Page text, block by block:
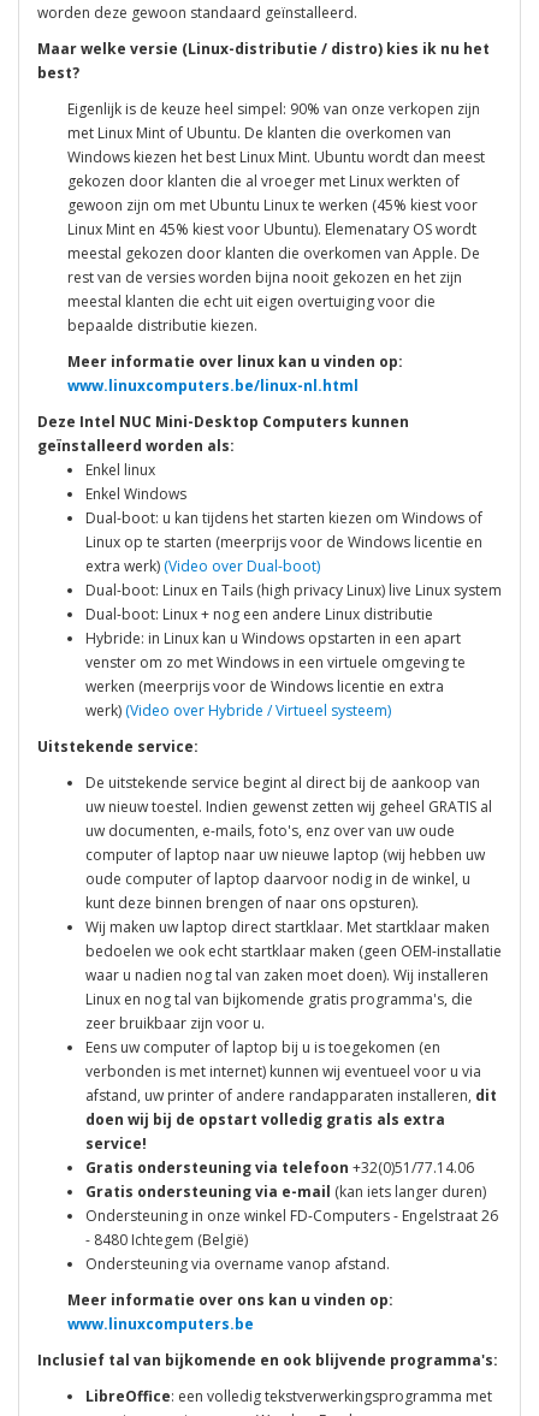
worden deze gewoon standaard geïnstalleerd.
Maar welke versie (Linux-distributie / distro) kies ik nu het
best?
Eigenlijk is de keuze heel simpel: 90% van onze verkopen zijn
met Linux Mint of Ubuntu. De klanten die overkomen van
Windows kiezen het best Linux Mint. Ubuntu wordt dan meest
gekozen door klanten die al vroeger met Linux werkten of
gewoon zijn om met Ubuntu Linux te werken (45% kiest voor
Linux Mint en 45% kiest voor Ubuntu). Elemenatary OS wordt
meestal gekozen door klanten die overkomen van Apple. De
rest van de versies worden bijna nooit gekozen en het zijn
meestal klanten die echt uit eigen overtuiging voor die
bepaalde distributie kiezen.
Meer informatie over linux kan u vinden op:
www.linuxcomputers.be/linux-nl.html
Deze Intel NUC Mini-Desktop Computers kunnen
geïnstalleerd worden als:
Enkel linux
Enkel Windows
Dual-boot: u kan tijdens het starten kiezen om Windows of
Linux op te starten (meerprijs voor de Windows licentie en
extra werk) (Video over Dual-boot)
Dual-boot: Linux en Tails (high privacy Linux) live Linux system
Dual-boot: Linux + nog een andere Linux distributie
Hybride: in Linux kan u Windows opstarten in een apart
venster om zo met Windows in een virtuele omgeving te
werken (meerprijs voor de Windows licentie en extra
werk) (Video over Hybride / Virtueel systeem)
Uitstekende service:
De uitstekende service begint al direct bij de aankoop van
uw nieuw toestel. Indien gewenst zetten wij geheel GRATIS al
uw documenten, e-mails, foto's, enz over van uw oude
computer of laptop naar uw nieuwe laptop (wij hebben uw
oude computer of laptop daarvoor nodig in de winkel, u
kunt deze binnen brengen of naar ons opsturen).
Wij maken uw laptop direct startklaar. Met startklaar maken
bedoelen we ook echt startklaar maken (geen OEM-installatie
waar u nadien nog tal van zaken moet doen). Wij installeren
Linux en nog tal van bijkomende gratis programma's, die
zeer bruikbaar zijn voor u.
Eens uw computer of laptop bij u is toegekomen (en
verbonden is met internet) kunnen wij eventueel voor u via
afstand, uw printer of andere randapparaten installeren, dit
doen wij bij de opstart volledig gratis als extra
service!
Gratis ondersteuning via telefoon +32(0)51/77.14.06
Gratis ondersteuning via e-mail (kan iets langer duren)
Ondersteuning in onze winkel FD-Computers - Engelstraat 26
- 8480 Ichtegem (België)
Ondersteuning via overname vanop afstand.
Meer informatie over ons kan u vinden op:
www.linuxcomputers.be
Inclusief tal van bijkomende en ook blijvende programma's:
LibreOffice: een volledig tekstverwerkingsprogramma met